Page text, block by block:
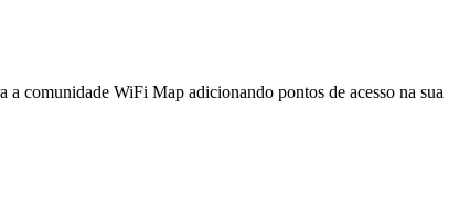
comunidade WiFi Map adicionando pontos de acesso na sua